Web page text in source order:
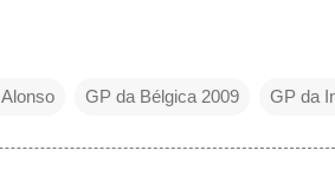
GP da Bélgica 2009 GP da